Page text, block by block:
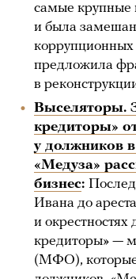
самые крупные
и была
коррупционных
предложила
в
Выселяторы.
кредиторы»
у должников
«Медуза»
бизнес:
Ивана до
и окрестностях
кредиторы» —
(МФО),